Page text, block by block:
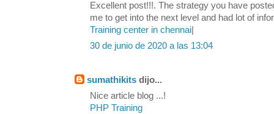
Excellent post!!!. The strategy you have
me to get into the next level and had lot of
Training center in chennai
30 de junio de 2020 a las 13:04
sumathikits dijo...
Nice article blog ...!
PHP Training